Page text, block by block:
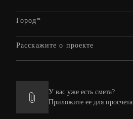
У вас уже есть смета?
Приложите ее для просчета